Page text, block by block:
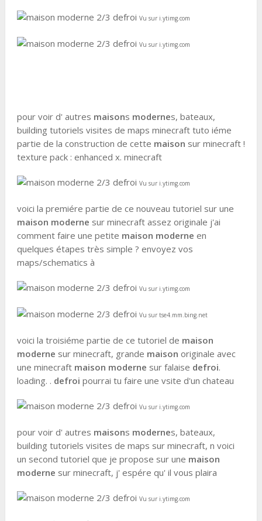
Vu sur i.ytimg.com
Vu sur i.ytimg.com
pour voir d' autres maisons modernes, bateaux,
building tutoriels visites de maps minecraft tuto iéme
partie de la construction de cette maison sur minecraft !
texture pack : enhanced x. minecraft
Vu sur i.ytimg.com
voici la premiére partie de ce nouveau tutoriel sur une
maison moderne sur minecraft assez originale j'ai
comment faire une petite maison moderne en
quelques étapes très simple ? envoyez vos
maps/schematics à
Vu sur i.ytimg.com
Vu sur tse4.mm.bing.net
voici la troisiéme partie de ce tutoriel de maison
moderne sur minecraft, grande maison originale avec
une minecraft maison moderne sur falaise defroi.
loading. . defroi pourrai tu faire une vsite d'un chateau
Vu sur i.ytimg.com
pour voir d' autres maisons modernes, bateaux,
building tutoriels visites de maps sur minecraft, n voici
un second tutoriel que je propose sur une maison
moderne sur minecraft, j' espére qu' il vous plaira
Vu sur i.ytimg.com